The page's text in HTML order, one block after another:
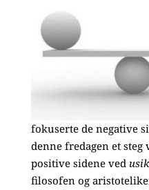
fokuserte de negative
denne fredagen et steg
positive sidene ved
filosofen og